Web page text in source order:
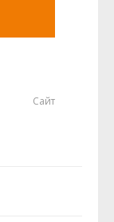
Сайт